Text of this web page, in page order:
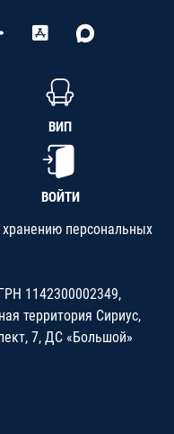
ВИП
ВОЙТИ
персональных
1142300002349,
территория Сириус,
7, ДС «Большой»